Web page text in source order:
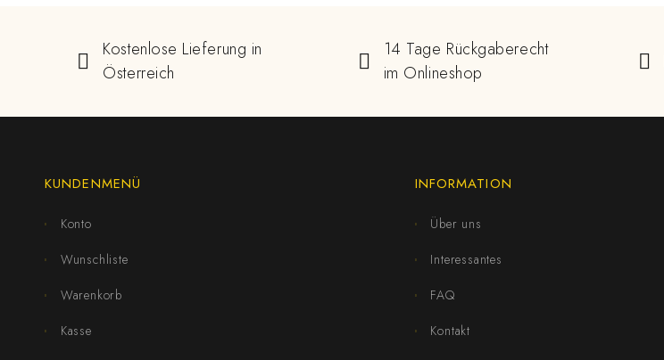
Kostenlose Lieferung in
Österreich
14 Tage Rückgaberecht
im Onlineshop
KUNDENMENÜ
Konto
Wunschliste
Warenkorb
Kasse
INFORMATION
Über uns
Interessantes
FAQ
Kontakt